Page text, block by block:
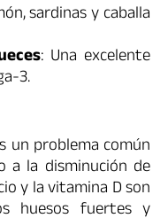
sardinas y caballa
: Una excelente
3.
un problema común
a la disminución de
y la vitamina D son
huesos fuertes y